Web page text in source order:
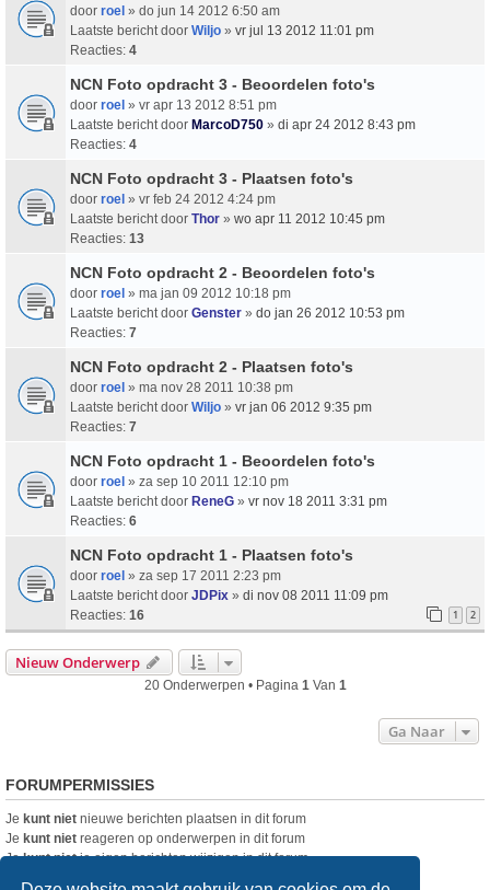
door roel » do jun 14 2012 6:50 am
Laatste bericht door Wiljo » vr jul 13 2012 11:01 pm
Reacties: 4
NCN Foto opdracht 3 - Beoordelen foto's
door roel » vr apr 13 2012 8:51 pm
Laatste bericht door MarcoD750 » di apr 24 2012 8:43 pm
Reacties: 4
NCN Foto opdracht 3 - Plaatsen foto's
door roel » vr feb 24 2012 4:24 pm
Laatste bericht door Thor » wo apr 11 2012 10:45 pm
Reacties: 13
NCN Foto opdracht 2 - Beoordelen foto's
door roel » ma jan 09 2012 10:18 pm
Laatste bericht door Genster » do jan 26 2012 10:53 pm
Reacties: 7
NCN Foto opdracht 2 - Plaatsen foto's
door roel » ma nov 28 2011 10:38 pm
Laatste bericht door Wiljo » vr jan 06 2012 9:35 pm
Reacties: 7
NCN Foto opdracht 1 - Beoordelen foto's
door roel » za sep 10 2011 12:10 pm
Laatste bericht door ReneG » vr nov 18 2011 3:31 pm
Reacties: 6
NCN Foto opdracht 1 - Plaatsen foto's
door roel » za sep 17 2011 2:23 pm
Laatste bericht door JDPix » di nov 08 2011 11:09 pm
Reacties: 16 1 2
Nieuw Onderwerp
20 Onderwerpen • Pagina 1 Van 1
Ga Naar
FORUMPERMISSIES
Je kunt niet nieuwe berichten plaatsen in dit forum
Je kunt niet reageren op onderwerpen in dit forum
Jekunt nietje eigen berichten wijzigen in dit forum